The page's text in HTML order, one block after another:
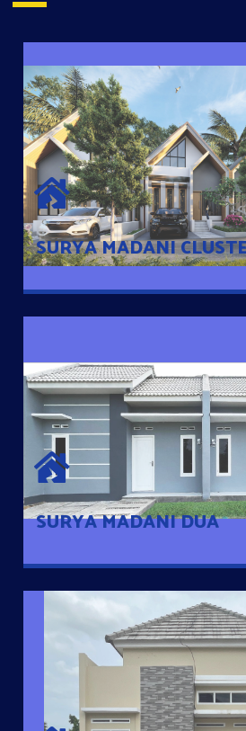
SURYA MADANI
SURYA MADANI CLUSTER
Desain Modern Minimalis dengan Konsep
Sehingga Memudahkan Penghuni
dengan Ponsel
SURYA MADANI DUA
SURYA MADANI DUA
Satu-satunya Hunian nyaman dengan harga
jutaan dengan lokasi strategis di Tuban
MANUNGGAL JAYA
Cluster Exclusive dengan one Gate